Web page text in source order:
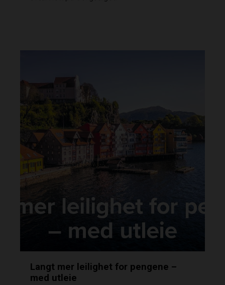
Langt mer leilighet for pengene –
med utleie